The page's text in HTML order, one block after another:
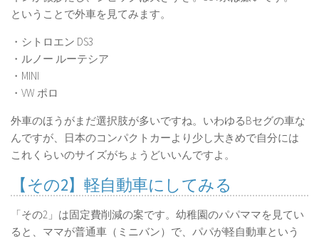
ということで外車を見てみます。
・シトロエン DS3
・ルノー ルーテシア
・MINI
・VW ポロ
外車のほうがまだ選択肢が多いですね。いわゆるBセグの車な
んですが、日本のコンパクトカーより少し大きめで自分には
これくらいのサイズがちょうどいいんですよ。
【その2】軽自動車にしてみる
「その2」は固定費削減の案です。幼稚園のパパママを見てい
ると、ママが普通車（ミニバン）で、パパが軽自動車という